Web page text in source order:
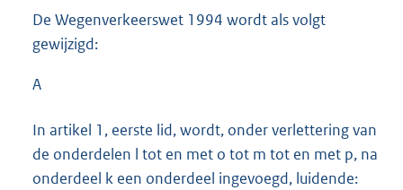
De Wegenverkeerswet 1994 wordt als volgt
gewijzigd:
A
In artikel 1, eerste lid, wordt, onder verlettering van
de onderdelen l tot en met o tot m tot en met p, na
onderdeel k een onderdeel ingevoegd, luidende: